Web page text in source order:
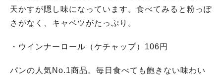
天かすが隠し味になっています。食べてみると粉っぽ
さがなく、キャベツがたっぷり。
・ウインナーロール（ケチャップ）106円
パンの人気No.1商品。毎日食べても飽きない味わい